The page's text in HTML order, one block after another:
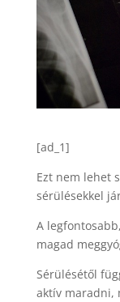
[ad_1]
Ezt nem lehet
sérülésekkel
A
magad
Sérülésétől
aktív maradni,